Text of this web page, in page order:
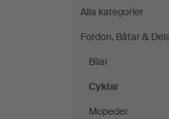
på
Auktioner
Alla kategorier
Fordon, Båtar &
Bilar
Cyklar
Mopeder